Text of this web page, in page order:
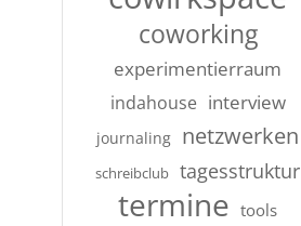
coworking
experimentierraum
indahouse interview
journaling netzwerken
schreibclub tagesstruktur
termine tools